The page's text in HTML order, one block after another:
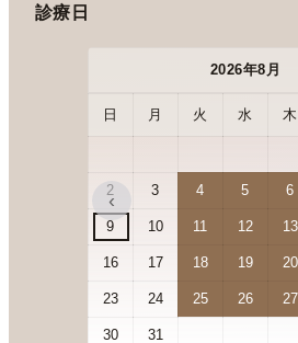
診療日
‹
2026年8月
日 月 火 水 木
2 3 4 5 6
9 10 11 12 13
16 17 18 19 20
23 24 25 26 27
30 31